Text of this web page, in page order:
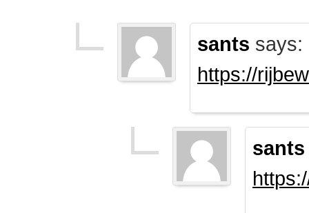
sants says:
https://
sants